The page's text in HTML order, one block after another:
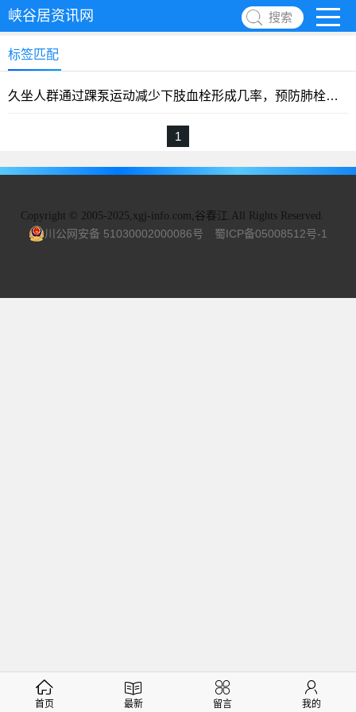
峡谷居资讯网 搜索
标签匹配
久坐人群通过踝泵运动减少下肢血栓形成几率，预防肺栓塞、心梗
1
Copyright © 2005-2025,xgj-info.com,谷春江.All Rights Reserved.
川公网安备 51030002000086号 蜀ICP备05008512号-1
首页 最新 留言 我的